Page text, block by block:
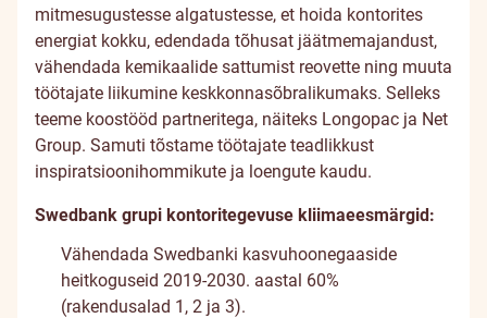
mitmesugustesse algatustesse, et hoida kontorites
energiat kokku, edendada tõhusat jäätmemajandust,
vähendada kemikaalide sattumist reovette ning muuta
töötajate liikumine keskkonnasõbralikumaks. Selleks
teeme koostööd partneritega, näiteks Longopac ja Net
Group. Samuti tõstame töötajate teadlikkust
inspiratsioonihommikute ja loengute kaudu.
Swedbank grupi kontoritegevuse kliimaeesmärgid:
Vähendada Swedbanki kasvuhoonegaaside
heitkoguseid 2019-2030. aastal 60%
(rakendusalad 1, 2 ja 3).